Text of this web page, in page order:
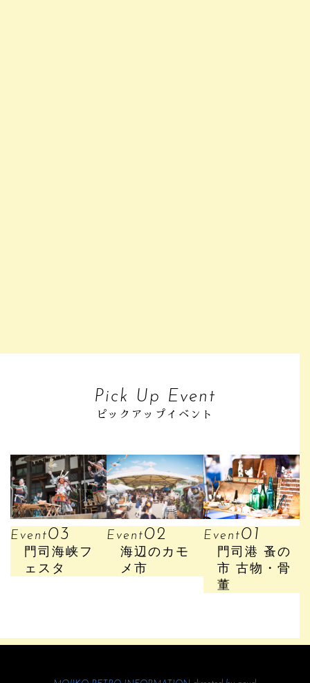
Pick Up Event
ピックアップイベント
Event03
門司海峡フ
ェスタ
Event02
海辺のカモ
メ市
Event01
門司港 蚤の
市 古物・骨
董